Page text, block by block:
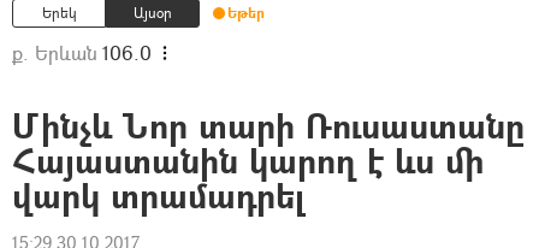
Երեկ Այսօր Եթեր
ք. Երևան 106.0
Մինչև Նոր տարի Ռուսաստանը
Հայաստանին կարող է ևս մի
վարկ տրամադրել
15:29 30.10.2017